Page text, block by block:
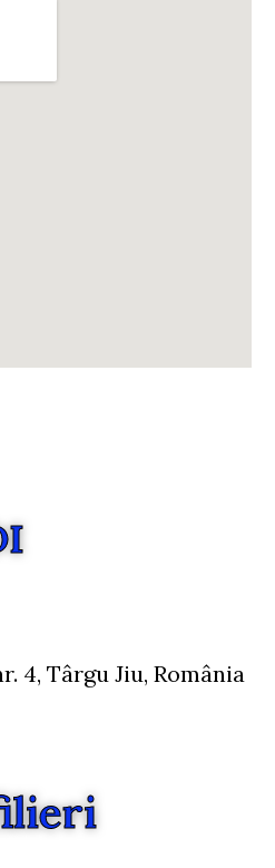
4, Târgu Jiu, România